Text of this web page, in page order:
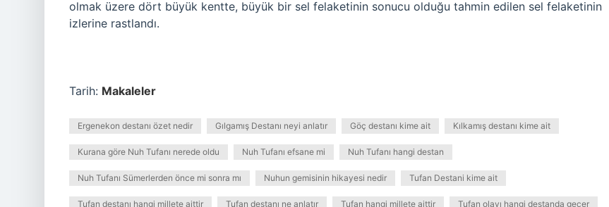
olmak üzere dört büyük kentte, büyük bir sel felaketinin sonucu olduğu tahmin edilen sel felaketinin
izlerine rastlandı.
Tarih: Makaleler
Ergenekon destanı özet nedir Gılgamış Destanı neyi anlatır Göç destanı kime ait Kılkamış destanı kime ait
Kurana göre Nuh Tufanı nerede oldu Nuh Tufanı efsane mi Nuh Tufanı hangi destan
Nuh Tufanı Sümerlerden önce mi sonra mı Nuhun gemisinin hikayesi nedir Tufan Destani kime ait
Tufan destanı hangi millete aittir Tufan destanı ne anlatır Tufan hangi millete aittir Tufan olayı hangi destanda geçer